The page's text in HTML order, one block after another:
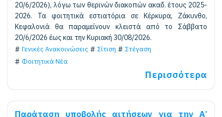
20/6/2026), λόγω των θερινών διακοπών ακαδ. έτους 2025-
2026. Τα φοιτητικά εστιατόρια σε Κέρκυρα, Ζάκυνθο,
Κεφαλονιά θα παραμείνουν κλειστά από το Σάββατο
20/6/2026 έως και την Κυριακή 30/08/2026.
Γενικές Ανακοινώσεις
Σίτιση
Στέγαση
Φοιτητικά Νέα
Περισσότερα
Παράταση υποβολής αιτήσεων για την Α’